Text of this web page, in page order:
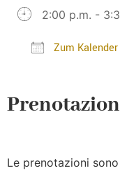
2:00 p.m. -
Zum
Le prenotazioni